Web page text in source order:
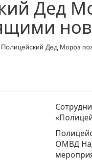
Дед
Дед Мороз
ОМВД